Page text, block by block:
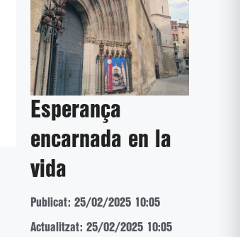
Esperança
encarnada en la
vida
Publicat: 25/02/2025 10:05
Actualitzat: 25/02/2025 10:05